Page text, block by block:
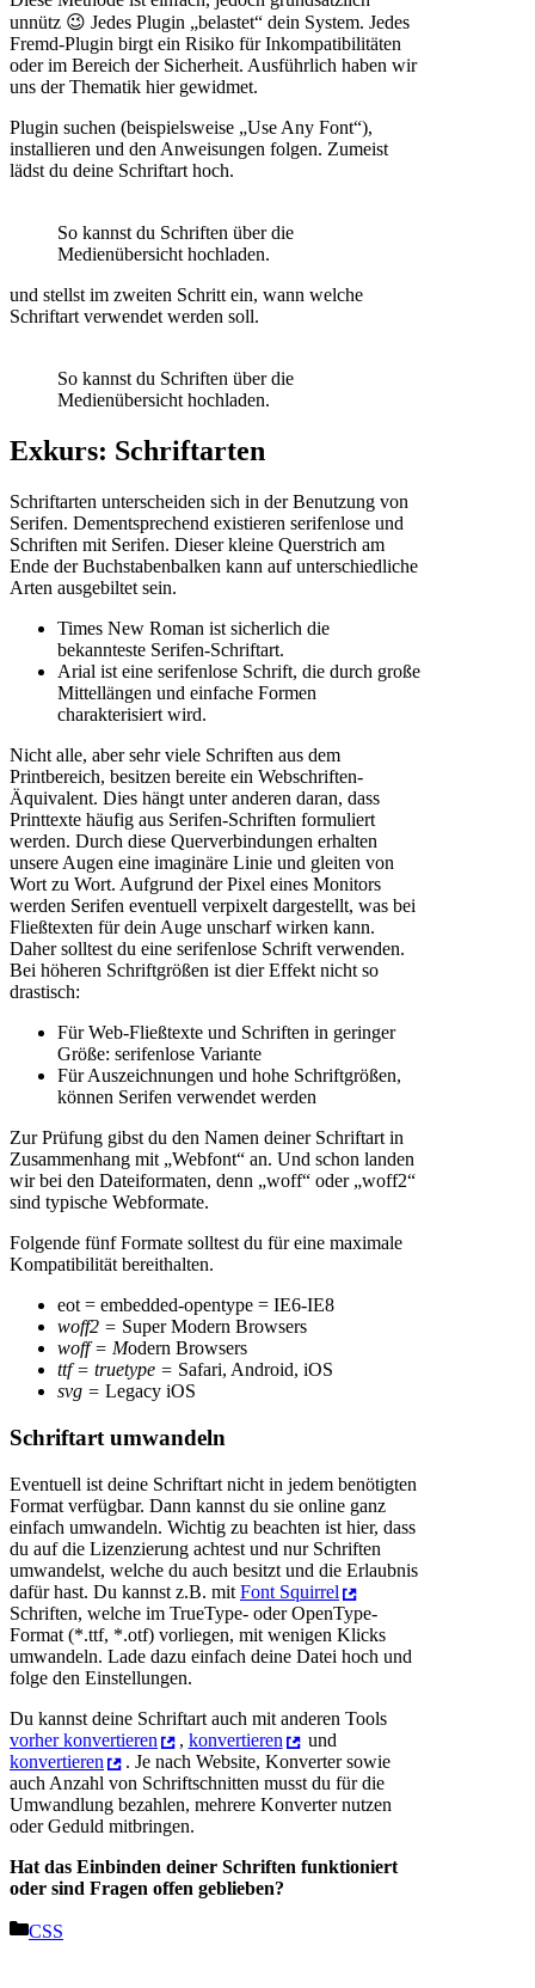
unnütz 😉 Jedes Plugin „belastet“ dein System. Jedes
Fremd-Plugin birgt ein Risiko für Inkompatibilitäten
oder im Bereich der Sicherheit. Ausführlich haben wir
uns der Thematik hier gewidmet.
Plugin suchen (beispielsweise „Use Any Font“),
installieren und den Anweisungen folgen. Zumeist
lädst du deine Schriftart hoch.
So kannst du Schriften über die
Medienübersicht hochladen.
und stellst im zweiten Schritt ein, wann welche
Schriftart verwendet werden soll.
So kannst du Schriften über die
Medienübersicht hochladen.
Exkurs: Schriftarten
Schriftarten unterscheiden sich in der Benutzung von
Serifen. Dementsprechend existieren serifenlose und
Schriften mit Serifen. Dieser kleine Querstrich am
Ende der Buchstabenbalken kann auf unterschiedliche
Arten ausgebiltet sein.
Times New Roman ist sicherlich die
bekannteste Serifen-Schriftart.
Arial ist eine serifenlose Schrift, die durch große
Mittellängen und einfache Formen
charakterisiert wird.
Nicht alle, aber sehr viele Schriften aus dem
Printbereich, besitzen bereite ein Webschriften-
Äquivalent. Dies hängt unter anderen daran, dass
Printtexte häufig aus Serifen-Schriften formuliert
werden. Durch diese Querverbindungen erhalten
unsere Augen eine imaginäre Linie und gleiten von
Wort zu Wort. Aufgrund der Pixel eines Monitors
werden Serifen eventuell verpixelt dargestellt, was bei
Fließtexten für dein Auge unscharf wirken kann.
Daher solltest du eine serifenlose Schrift verwenden.
Bei höheren Schriftgrößen ist dier Effekt nicht so
drastisch:
Für Web-Fließtexte und Schriften in geringer
Größe: serifenlose Variante
Für Auszeichnungen und hohe Schriftgrößen,
können Serifen verwendet werden
Zur Prüfung gibst du den Namen deiner Schriftart in
Zusammenhang mit „Webfont“ an. Und schon landen
wir bei den Dateiformaten, denn „woff“ oder „woff2“
sind typische Webformate.
Folgende fünf Formate solltest du für eine maximale
Kompatibilität bereithalten.
eot = embedded-opentype = IE6-IE8
woff2 = Super Modern Browsers
woff = Modern Browsers
ttf = truetype = Safari, Android, iOS
svg = Legacy iOS
Schriftart umwandeln
Eventuell ist deine Schriftart nicht in jedem benötigten
Format verfügbar. Dann kannst du sie online ganz
einfach umwandeln. Wichtig zu beachten ist hier, dass
du auf die Lizenzierung achtest und nur Schriften
umwandelst, welche du auch besitzt und die Erlaubnis
dafür hast. Du kannst z.B. mit Font Squirrel
Schriften, welche im TrueType- oder OpenType-
Format (*.ttf, *.otf) vorliegen, mit wenigen Klicks
umwandeln. Lade dazu einfach deine Datei hoch und
folge den Einstellungen.
Du kannst deine Schriftart auch mit anderen Tools
vorher konvertieren
, konvertieren
und
konvertieren
. Je nach Website, Konverter sowie
auch Anzahl von Schriftschnitten musst du für die
Umwandlung bezahlen, mehrere Konverter nutzen
oder Geduld mitbringen.
Hat das Einbinden deiner Schriften funktioniert
oder sind Fragen offen geblieben?
Kategorien
CSS